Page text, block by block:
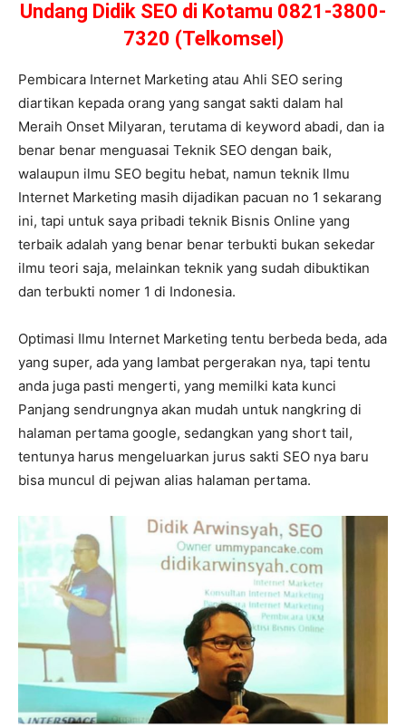
Undang Didik SEO di Kotamu 0821-3800-
7320 (Telkomsel)
Pembicara Internet Marketing atau Ahli SEO sering
diartikan kepada orang yang sangat sakti dalam hal
Meraih Onset Milyaran, terutama di keyword abadi, dan ia
benar benar menguasai Teknik SEO dengan baik,
walaupun ilmu SEO begitu hebat, namun teknik Ilmu
Internet Marketing masih dijadikan pacuan no 1 sekarang
ini, tapi untuk saya pribadi teknik Bisnis Online yang
terbaik adalah yang benar benar terbukti bukan sekedar
ilmu teori saja, melainkan teknik yang sudah dibuktikan
dan terbukti nomer 1 di Indonesia.
Optimasi Ilmu Internet Marketing tentu berbeda beda, ada
yang super, ada yang lambat pergerakan nya, tapi tentu
anda juga pasti mengerti, yang memilki kata kunci
Panjang sendrungnya akan mudah untuk nangkring di
halaman pertama google, sedangkan yang short tail,
tentunya harus mengeluarkan jurus sakti SEO nya baru
bisa muncul di pejwan alias halaman pertama.